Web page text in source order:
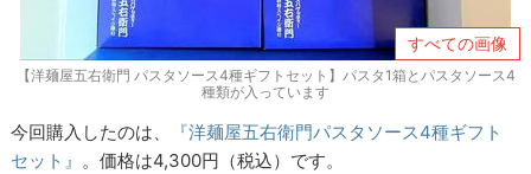
すべての画像
【洋麺屋五右衛門 パスタソース4種ギフトセット】パスタ1箱とパスタソース4
種類が入っています
今回購入したのは、
『洋麺屋五右衛門パスタソース4種ギフト
セット』 。価格は4,300円（税込）です。